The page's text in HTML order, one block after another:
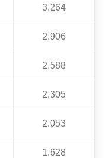
3.264
2.906
2.588
2.305
2.053
1.628